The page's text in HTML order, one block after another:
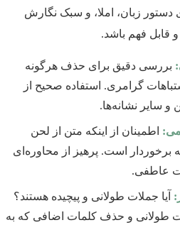
دستور زبان، املا، و سبک نگارش
قابل فهم باشد.
بررسی دقیق برای حذف هرگونه
گرامری. استفاده صحیح از
و سایر نشانه‌ها.
اطمینان از اینکه متن از لحن
است. پرهیز از محاوره‌ای
عاطفی.
آیا جملات طولانی و پیچیده هستند؟
طولانی و حذف کلمات اضافی که به